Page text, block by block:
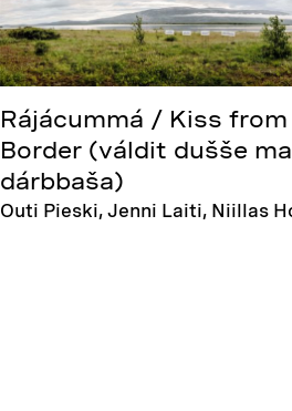
Rájácummá / Kiss
Border (váldit dušše
dárbbaša)
Outi Pieski, Jenni Laiti, Niillas